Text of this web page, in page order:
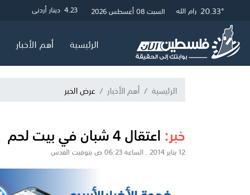
26.24° غزة 20.57° القدس 20.33° رام الله السبت 08 أغسطس 2026 3 دولار أمريكي4.05 جنيه إسترليني 4.23 دينار أردني
الرئيسية أهم الأخبار
الرئيسية أهم الأخبار عرض الخبر
خبر: اعتقال 4 شبان في بيت لحم
12 يناير 2014 . الساعة 06:23 ص بتوقيت القدس